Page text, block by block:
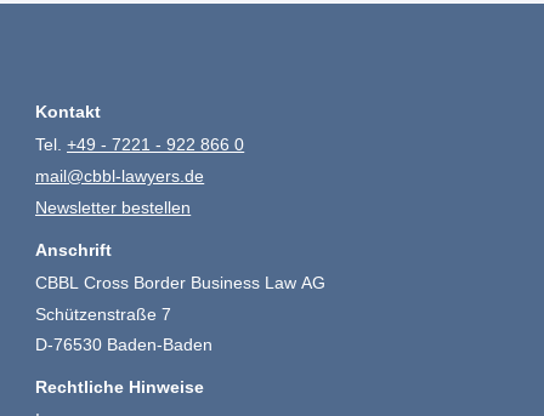
Kontakt
Tel.+49 - 7221 - 922 866 0
mail@cbbl-lawyers.de
Newsletter bestellen
Anschrift
CBBL Cross Border Business Law AG
Schützenstraße 7
D-76530 Baden-Baden
Rechtliche Hinweise